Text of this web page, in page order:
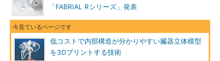
「FABRIAL Rシリーズ」発表
低コストで内部構造が分かりやすい臓器立体模型
を3Dプリントする技術